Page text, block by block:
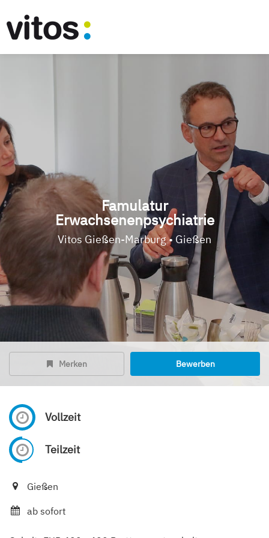
Famulatur
Erwachsenenpsychiatrie
Vitos Gießen-Marburg • Gießen
Merken Bewerben
Vollzeit
Teilzeit
Gießen
ab sofort